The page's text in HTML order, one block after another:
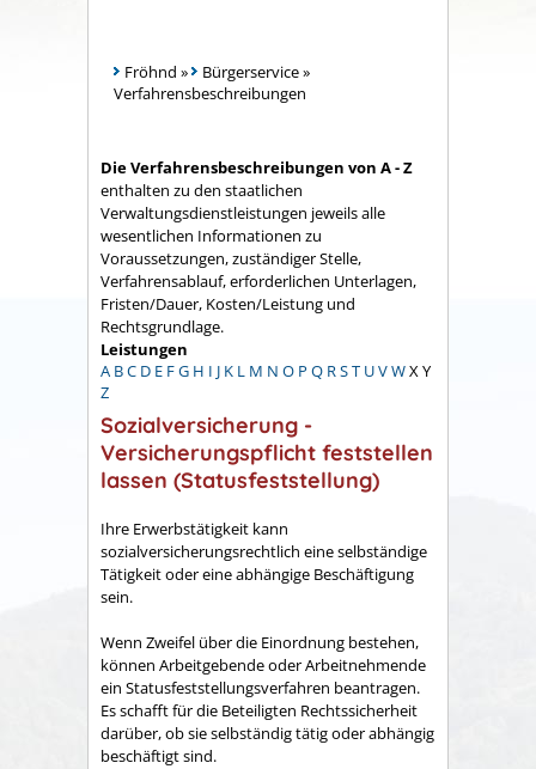
Fröhnd » Bürgerservice»
Verfahrensbeschreibungen
Die Verfahrensbeschreibungen von A - Z
enthalten zu den staatlichen
Verwaltungsdienstleistungen jeweils alle
wesentlichen Informationen zu
Voraussetzungen, zuständiger Stelle,
Verfahrensablauf, erforderlichen Unterlagen,
Fristen/Dauer, Kosten/Leistung und
Rechtsgrundlage.
Leistungen
A BC D E FG H I J K L M N O P Q RST UVWX Y
Z
Sozialversicherung -
Versicherungspflicht feststellen
lassen (Statusfeststellung)
Ihre Erwerbstätigkeit kann
sozialversicherungsrechtlich eine selbständige
Tätigkeit oder eine abhängige Beschäftigung
sein.
Wenn Zweifel über die Einordnung bestehen,
können Arbeitgebende oder Arbeitnehmende
ein Statusfeststellungsverfahren beantragen.
Es schafft für die Beteiligten Rechtssicherheit
darüber, ob sie selbständig tätig oder abhängig
beschäftigt sind.